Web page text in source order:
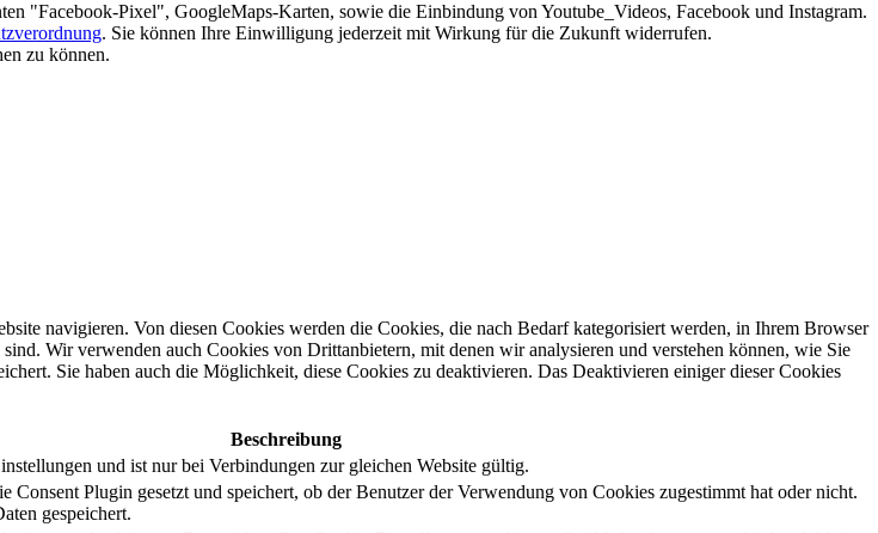
"Facebook-Pixel", GoogleMaps-Karten, sowie die Einbindung von Youtube_Videos, Facebook und Instagram.
. Sie können Ihre Einwilligung jederzeit mit Wirkung für die Zukunft widerrufen.
zu können.
navigieren. Von diesen Cookies werden die Cookies, die nach Bedarf kategorisiert werden, in Ihrem Browser
Wir verwenden auch Cookies von Drittanbietern, mit denen wir analysieren und verstehen können, wie Sie
Sie haben auch die Möglichkeit, diese Cookies zu deaktivieren. Das Deaktivieren einiger dieser Cookies
Beschreibung
und ist nur bei Verbindungen zur gleichen Website gültig.
Plugin gesetzt und speichert, ob der Benutzer der Verwendung von Cookies zugestimmt hat oder nicht.
gespeichert.